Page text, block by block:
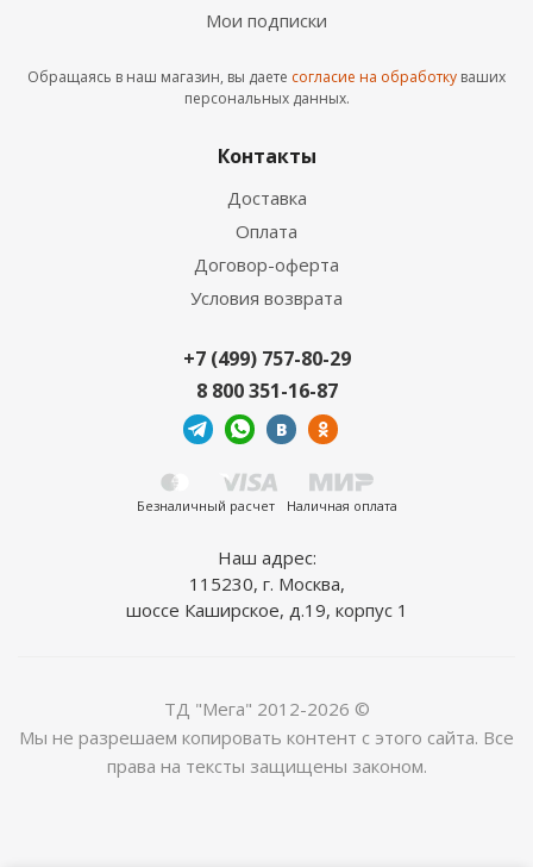
Мои подписки
Обращаясь в наш магазин, вы даете согласие на обработку ваших
персональных данных.
Контакты
Доставка
Оплата
Договор-оферта
Условия возврата
+7 (499) 757-80-29
8 800 351-16-87
Безналичный расчет Наличная оплата
Наш адрес:
115230, г. Москва,
шоссе Каширское, д.19, корпус 1
ТД "Мега" 2012-2026 ©
Мы не разрешаем копировать контент с этого сайта. Все
права на тексты защищены законом.